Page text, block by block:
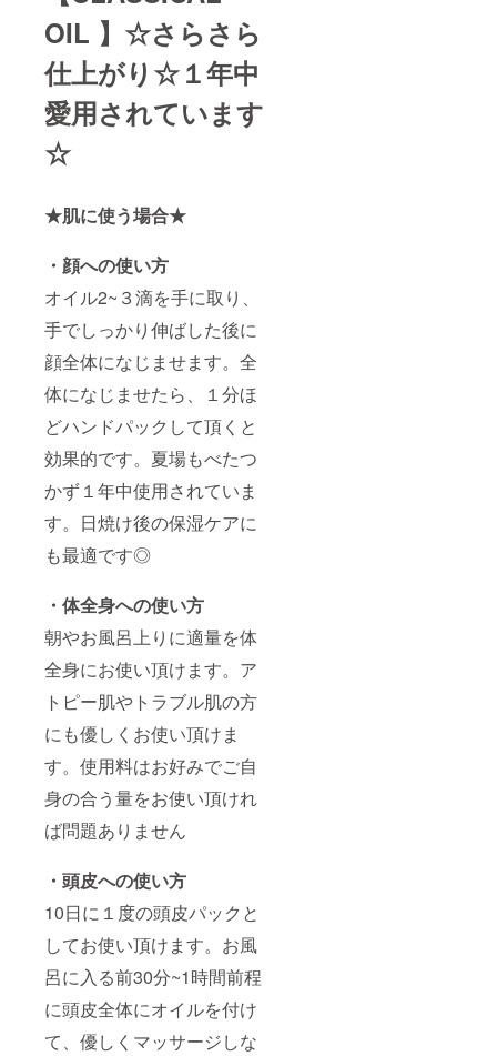
OIL 】☆さらさら
仕上がり☆１年中
愛用されています
☆
★肌に使う場合★
・顔への使い方
オイル2~３滴を手に取り、
手でしっかり伸ばした後に
顔全体になじませます。全
体になじませたら、１分ほ
どハンドパックして頂くと
効果的です。夏場もべたつ
かず１年中使用されていま
す。日焼け後の保湿ケアに
も最適です◎
・体全身への使い方
朝やお風呂上りに適量を体
全身にお使い頂けます。ア
トピー肌やトラブル肌の方
にも優しくお使い頂けま
す。使用料はお好みでご自
身の合う量をお使い頂けれ
ば問題ありません
・頭皮への使い方
10日に１度の頭皮パックと
してお使い頂けます。お風
呂に入る前30分~1時間前程
に頭皮全体にオイルを付け
て、優しくマッサージしな